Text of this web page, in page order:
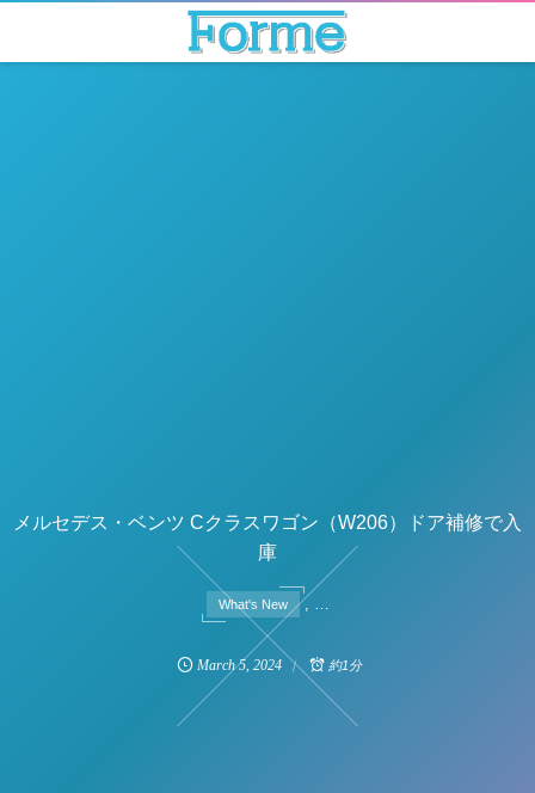
メルセデス・ベンツ Cクラスワゴン（W206）ドア補修で入
庫
What's New , …
March 5, 2024 約1分